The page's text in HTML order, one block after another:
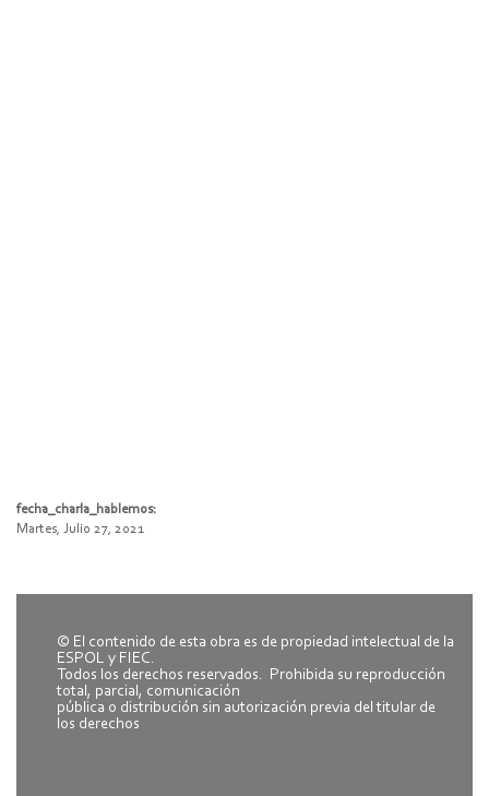
fecha_charla_hablemos:
Martes, Julio 27, 2021
© El contenido de esta obra es de propiedad intelectual de la
ESPOL y FIEC.
Todos los derechos reservados. Prohibida su reproducción
total, parcial, comunicación
pública o distribución sin autorización previa del titular de
los derechos